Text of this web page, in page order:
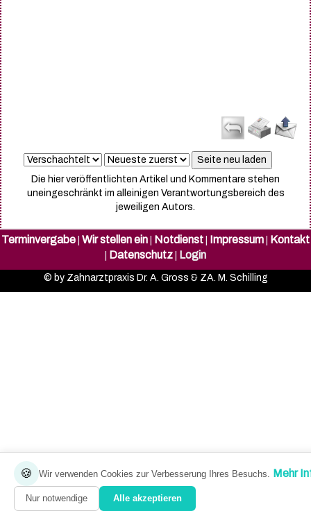
Die hier veröffentlichten Artikel und Kommentare stehen
uneingeschränkt im alleinigen Verantwortungsbereich des
jeweiligen Autors.
Terminvergabe Wir stellen ein Notdienst Impressum Kontakt
Datenschutz Login
© by Zahnarztpraxis Dr. A. Gross & ZA. M. Schilling
🍪 Wir verwenden Cookies zur Verbesserung Ihres Besuchs. Mehr
Nur notwendige Alle akzeptieren